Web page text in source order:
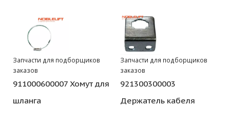
Запчасти для подборщиков
заказов
911000600007 Хомут для
шланга
Запчасти для подборщиков
заказов
921300300003
Держатель кабеля